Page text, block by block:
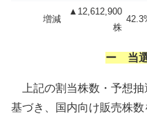
増減
▲12,612,900
株
ー 当
上記の割当株数・予想抽
基づき、国内向け販売株